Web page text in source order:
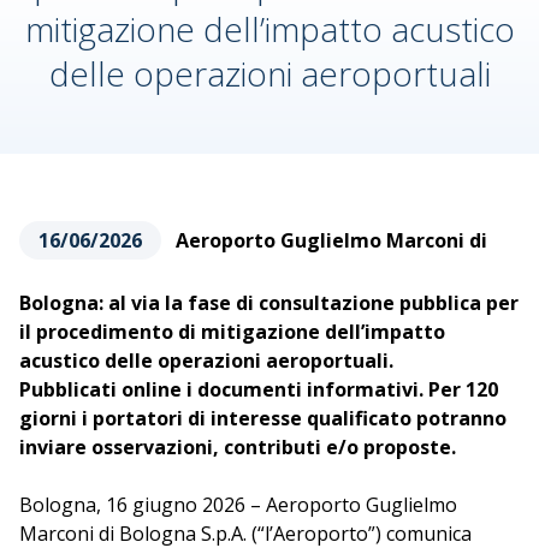
mitigazione dell’impatto acustico
delle operazioni aeroportuali
16/06/2026 Aeroporto Guglielmo Marconi di
Bologna: al via la fase di consultazione pubblica per
il procedimento di mitigazione dell’impatto
acustico delle operazioni aeroportuali.
Pubblicati online i documenti informativi. Per 120
giorni i portatori di interesse qualificato potranno
inviare osservazioni, contributi e/o proposte.
Bologna, 16 giugno 2026 – Aeroporto Guglielmo
Marconi di Bologna S.p.A. (“l’Aeroporto”) comunica